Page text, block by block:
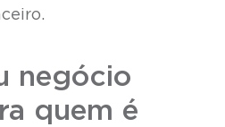
negócio
quem é